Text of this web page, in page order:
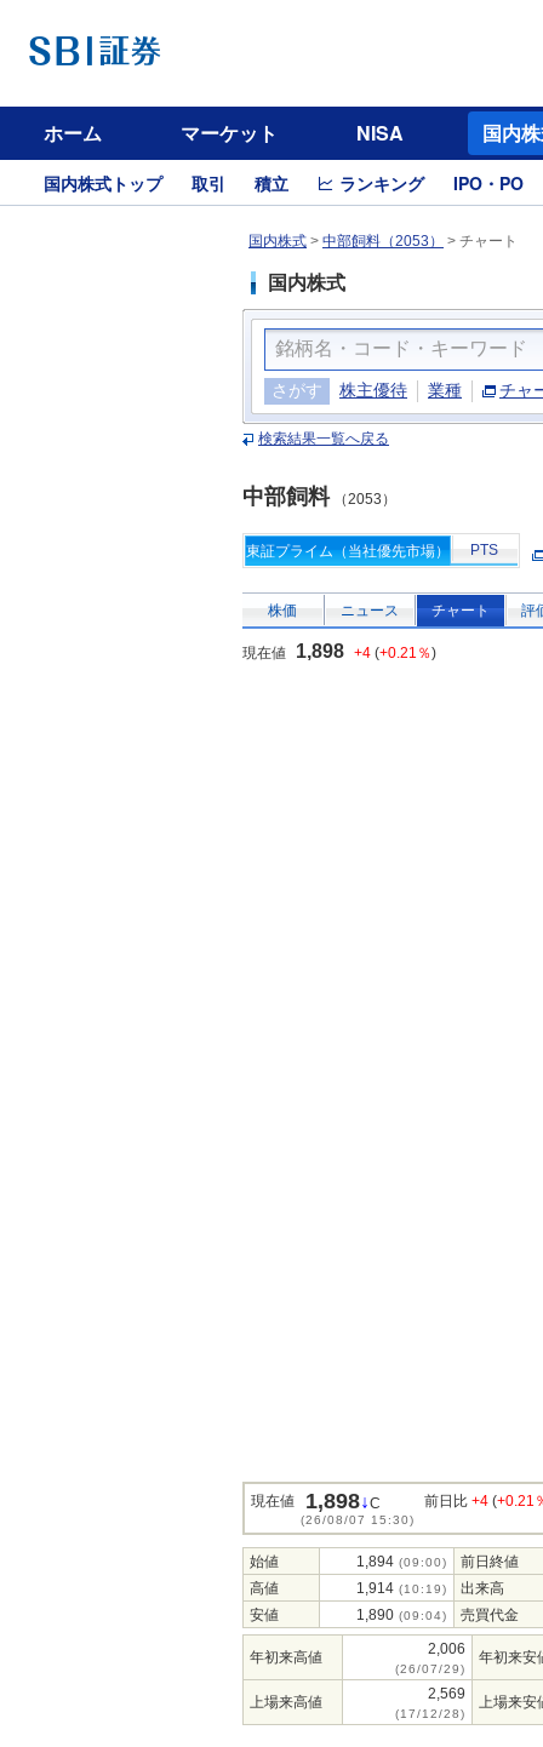
ホーム マーケット NISA 国内
国内株式トップ 取引 積立 ランキング IPO・PO
国内株式 > 中部飼料（2053） > チャート
国内株式
さがす 株主優待 業種 チャ
検索結果一覧へ戻る
中部飼料（2053）
東証プライム（当社優先市場） PTS
株価 ニュース チャート 評
現在値 1,898 +4 (+0.21％)
現在値 1,898↓C
(26/08/07 15:30)
前日比 +4 (+0.21
始値 1,894 (09:00)
前日終値
高値
1,914 (10:19)
出来高
安値
1,890 (09:04) 売買代金
年初来高値 2,006
(26/07/29)
年初来安
上場来高値 2,569
(17/12/28)
上場来安